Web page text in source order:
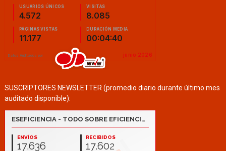
SUSCRIPTORES NEWSLETTER (promedio diario durante último mes
auditado disponible):